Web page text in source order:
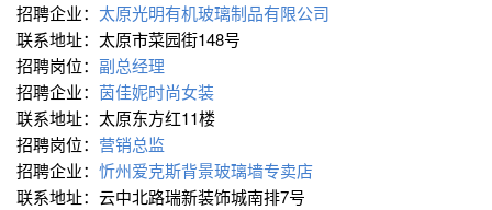
招聘企业： 太原光明有机玻璃制品有限公司
联系地址：太原市菜园街148号
招聘岗位： 副总经理
招聘企业： 茵佳妮时尚女装
联系地址：太原东方红11楼
招聘岗位： 营销总监
招聘企业： 忻州爱克斯背景玻璃墙专卖店
联系地址：云中北路瑞新装饰城南排7号